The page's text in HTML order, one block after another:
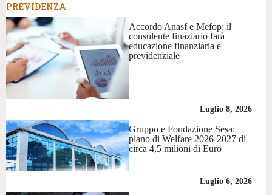
PREVIDENZA
Accordo Anasf e Mefop: il
consulente finaziario farà
educazione finanziaria e
previdenziale
Luglio 8, 2026
Gruppo e Fondazione Sesa:
piano di Welfare 2026-2027 di
circa 4,5 milioni di Euro
Luglio 6, 2026